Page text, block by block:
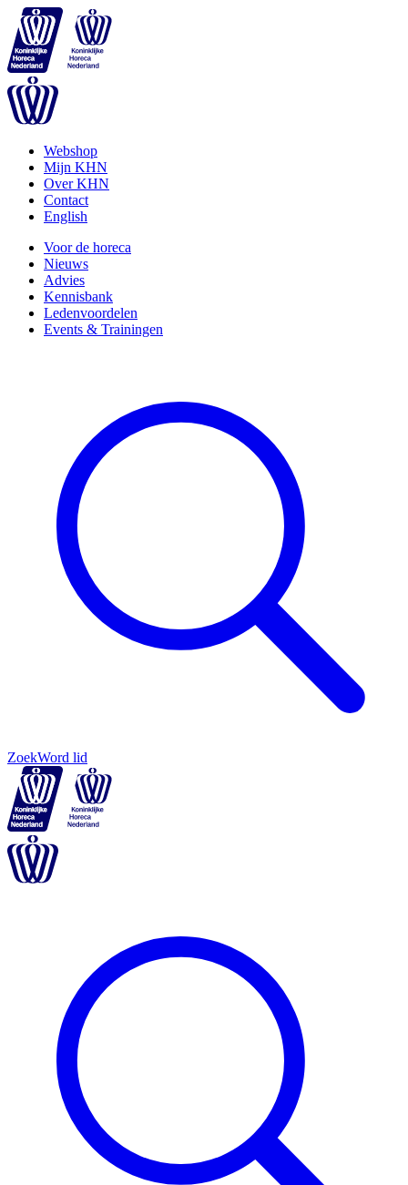
Webshop
Mijn KHN
Over KHN
Contact
English
Voor de horeca
Nieuws
Advies
Kennisbank
Ledenvoordelen
Events & Trainingen
ZoekWord lid